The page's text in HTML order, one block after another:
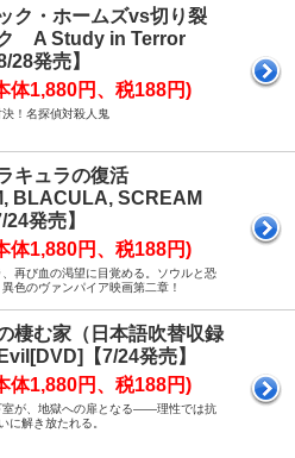
ク・ホームズvs切り裂
ク A Study in Terror
28発売】
体1,880円、税188円)
！名探偵対殺人鬼
キュラの復活
BLACULA, SCREAM
発売】
体1,880円、税188円)
再び血の渇望に目覚める。ソウルと恐
色のヴァンパイア映画第二章！
棲む家（日本語吹替収録
【7/24発売】
体1,880円、税188円)
室が、地獄への扉となる――理性では抗
に解き放たれる。